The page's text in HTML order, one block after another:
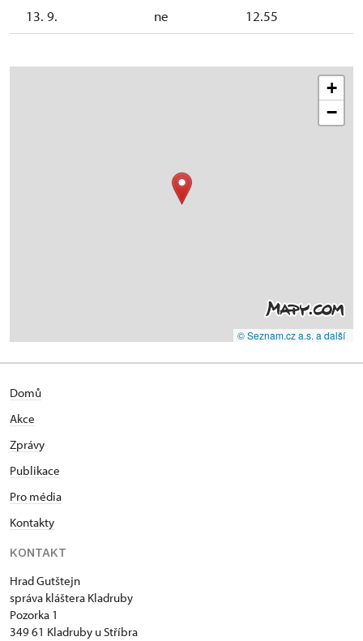
13. 9. ne 12.55
+
−
© Seznam.cz a.s. a další
Domů
Akce
Zprávy
Publikace
Pro média
Kontakty
KONTAKT
Hrad Gutštejn
správa kláštera Kladruby
Pozorka 1
349 61 Kladruby u Stříbra